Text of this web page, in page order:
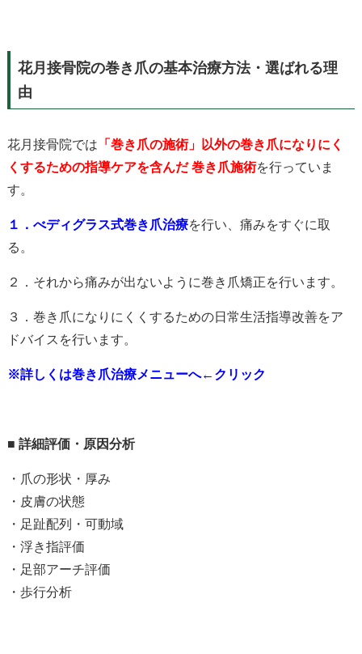
花月接骨院の巻き爪の基本治療方法・選ばれる理
由
花月接骨院では 「巻き爪の施術」以外の巻き爪になりにく
くするための指導ケアを含んだ 巻き爪施術を行っていま
す。
１．べディグラス式巻き爪治療を行い、痛みをすぐに取
る。
２．それから痛みが出ないように巻き爪矯正を行います。
３．巻き爪になりにくくするための日常生活指導改善をア
ドバイスを行います。
※詳しくは巻き爪治療メニューへ←クリック
■ 詳細評価・原因分析
・爪の形状・厚み
・皮膚の状態
・足趾配列・可動域
・浮き指評価
・足部アーチ評価
・歩行分析